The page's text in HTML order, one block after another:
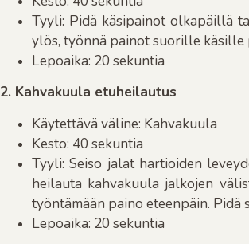
Tyyli: Pidä käsipainot olkapäillä
ylös, työnnä painot suorille
Lepoaika: 20 sekuntia
2. Kahvakuula etuheilautus
Käytettävä väline: Kahvakuula
Kesto: 40 sekuntia
Tyyli: Seiso jalat hartioiden
heilauta kahvakuula jalkojen
työntämään paino eteenpäin. Pidä
Lepoaika: 20 sekuntia